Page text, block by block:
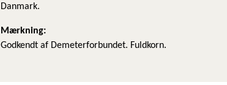
Danmark.
Mærkning:
Godkendt af Demeterforbundet. Fuldkorn.